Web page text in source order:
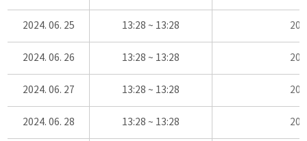
2024. 06. 25 13:28 ~ 13:28
2024. 06. 26 13:28 ~ 13:28
2024. 06. 27 13:28 ~ 13:28
2024. 06. 28 13:28 ~ 13:28